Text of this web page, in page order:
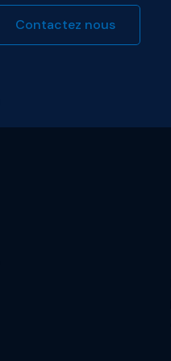
Contactez nous